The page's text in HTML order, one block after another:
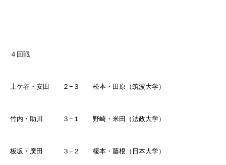
４回戦
上ケ谷・安田 ２ − ３ 松本・田原（筑波大学）
竹内・助川 ３ − １ 野崎・米田（法政大学）
板坂・廣田 ３ − ２ 榎本・藤根（日本大学）